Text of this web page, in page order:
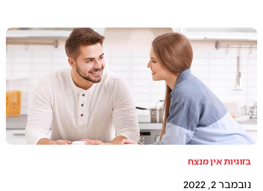
בזוגיות אין מנצח
נובמבר 2, 2022